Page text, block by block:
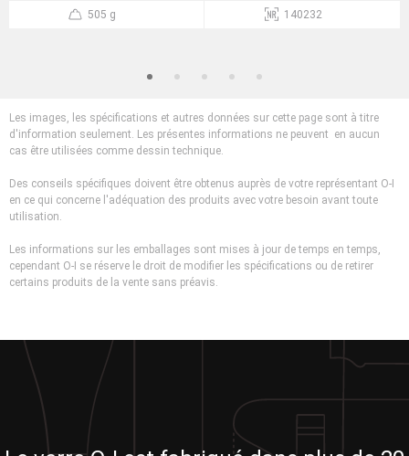
505 g 140232
Les images, les spécifications et autres données sur cette page sont à titre
d'information seulement. Les présentes informations ne peuvent en aucun
cas être utilisées comme dessin technique.
Des conseils spécifiques doivent être obtenus auprès de votre représentant O-I
en ce qui concerne l'adéquation des produits avec votre besoin avant toute
utilisation.
Les informations sur les emballages sont mises à jour de temps en temps,
cependant O-I se réserve le droit de modifier les spécifications ou de retirer
certains produits de la vente sans préavis.